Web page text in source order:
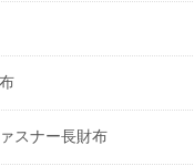
スナー長財布